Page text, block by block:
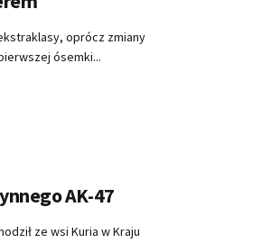
oprócz zmiany
ósemki...
AK-47
ze wsi Kuria w Kraju